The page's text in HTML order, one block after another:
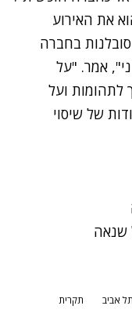
את האירוע
בחברה
אמר. "על
לתהומות ועל
של שיסוי
שנאה
תל אביב תקרית